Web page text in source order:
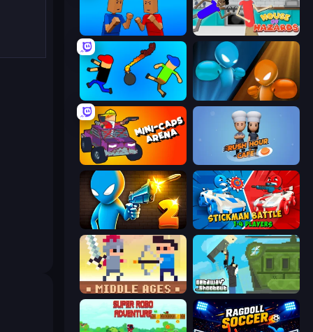
Puppet Fighter 2 Player House of Hazards
Mini-Caps: Bombs Drunken Boxing
Mini-Caps: Arena Rush Hour Cafe
Drunken Duel 2 Stickman battle 1-4 Players
Castle Wars: Middle Ages Getaway Shootout